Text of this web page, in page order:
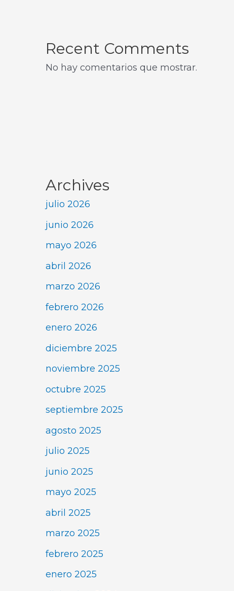
Recent Comments
No hay comentarios que mostrar.
Archives
julio 2026
junio 2026
mayo 2026
abril 2026
marzo 2026
febrero 2026
enero 2026
diciembre 2025
noviembre 2025
octubre 2025
septiembre 2025
agosto 2025
julio 2025
junio 2025
mayo 2025
abril 2025
marzo 2025
febrero 2025
enero 2025